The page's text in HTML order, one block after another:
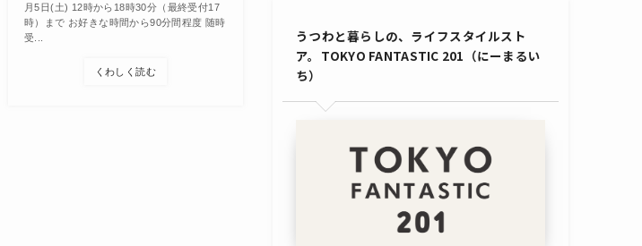
月5日(土) 12時から18時30分（最終受付17
時）まで お好きな時間から90分間程度 随時
受...
くわしく読む
うつわと暮らしの、ライフスタイルスト
ア。TOKYO FANTASTIC 201（にーまるい
ち）